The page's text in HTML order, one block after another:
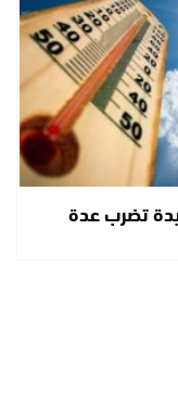
تضرب عدة